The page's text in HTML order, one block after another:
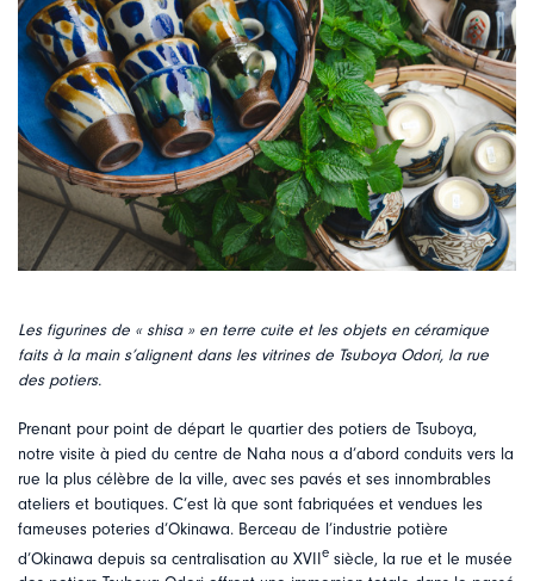
Les figurines de « shisa » en terre cuite et les objets en céramique
faits à la main s’alignent dans les vitrines de Tsuboya Odori, la rue
des potiers.
Prenant pour point de départ le quartier des potiers de Tsuboya,
notre visite à pied du centre de Naha nous a d’abord conduits vers la
rue la plus célèbre de la ville, avec ses pavés et ses innombrables
ateliers et boutiques. C’est là que sont fabriquées et vendues les
fameuses poteries d’Okinawa. Berceau de l’industrie potière
d’Okinawa depuis sa centralisation au XVIIe siècle, la rue et le musée